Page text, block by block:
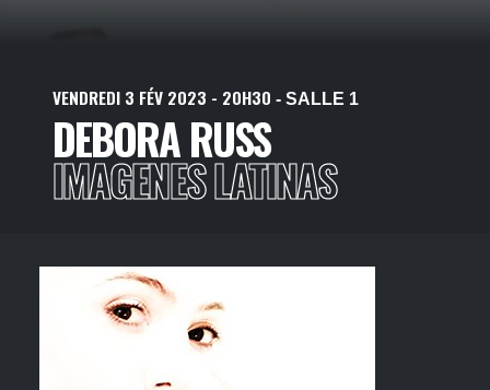
VENDREDI 3 FÉV 2023 - 20H30 - SALLE 1
DEBORA RUSS
IMAGENES LATINAS